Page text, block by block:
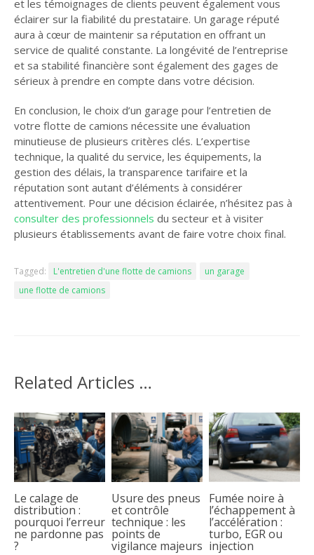
et les témoignages de clients peuvent également vous
éclairer sur la fiabilité du prestataire. Un garage réputé
aura à cœur de maintenir sa réputation en offrant un
service de qualité constante. La longévité de l’entreprise
et sa stabilité financière sont également des gages de
sérieux à prendre en compte dans votre décision.
En conclusion, le choix d’un garage pour l’entretien de
votre flotte de camions nécessite une évaluation
minutieuse de plusieurs critères clés. L’expertise
technique, la qualité du service, les équipements, la
gestion des délais, la transparence tarifaire et la
réputation sont autant d’éléments à considérer
attentivement. Pour une décision éclairée, n’hésitez pas à
consulter des professionnels du secteur et à visiter
plusieurs établissements avant de faire votre choix final.
Tagged: L'entretien d'une flotte de camions
un garage
une flotte de camions
Related Articles …
Le calage de
distribution :
pourquoi l’erreur
ne pardonne pas
?
Usure des pneus
et contrôle
technique : les
points de
vigilance majeurs
Fumée noire à
l’échappement à
l’accélération :
turbo, EGR ou
injection